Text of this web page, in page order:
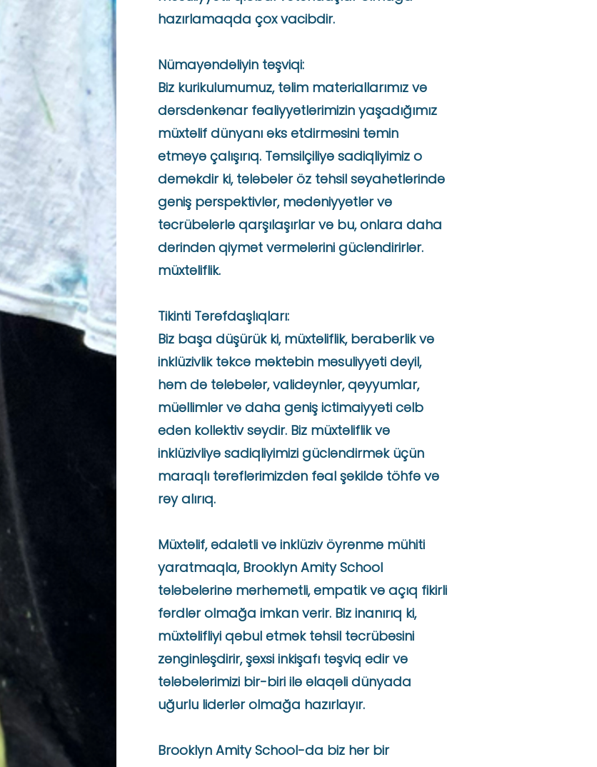
hazırlamaqda çox vacibdir.
Nümayəndəliyin təşviqi:
Biz kurikulumumuz, təlim materiallarımız və
dərsdənkənar fəaliyyətlərimizin yaşadığımız
müxtəlif dünyanı əks etdirməsini təmin
etməyə çalışırıq. Təmsilçiliyə sadiqliyimiz o
deməkdir ki, tələbələr öz təhsil səyahətlərində
geniş perspektivlər, mədəniyyətlər və
təcrübələrlə qarşılaşırlar və bu, onlara daha
dərindən qiymət vermələrini gücləndirirlər.
müxtəliflik.
Tikinti Tərəfdaşlıqları:
Biz başa düşürük ki, müxtəliflik, bərabərlik və
inklüzivlik təkcə məktəbin məsuliyyəti deyil,
həm də tələbələr, valideynlər, qəyyumlar,
müəllimlər və daha geniş ictimaiyyəti cəlb
edən kollektiv səydir. Biz müxtəliflik və
inklüzivliyə sadiqliyimizi gücləndirmək üçün
maraqlı tərəflərimizdən fəal şəkildə töhfə və
rəy alırıq.
Müxtəlif, ədalətli və inklüziv öyrənmə mühiti
yaratmaqla, Brooklyn Amity School
tələbələrinə mərhəmətli, empatik və açıq fikirli
fərdlər olmağa imkan verir. Biz inanırıq ki,
müxtəlifliyi qəbul etmək təhsil təcrübəsini
zənginləşdirir, şəxsi inkişafı təşviq edir və
tələbələrimizi bir-biri ilə əlaqəli dünyada
uğurlu liderlər olmağa hazırlayır.
Brooklyn Amity School-da biz hər bir